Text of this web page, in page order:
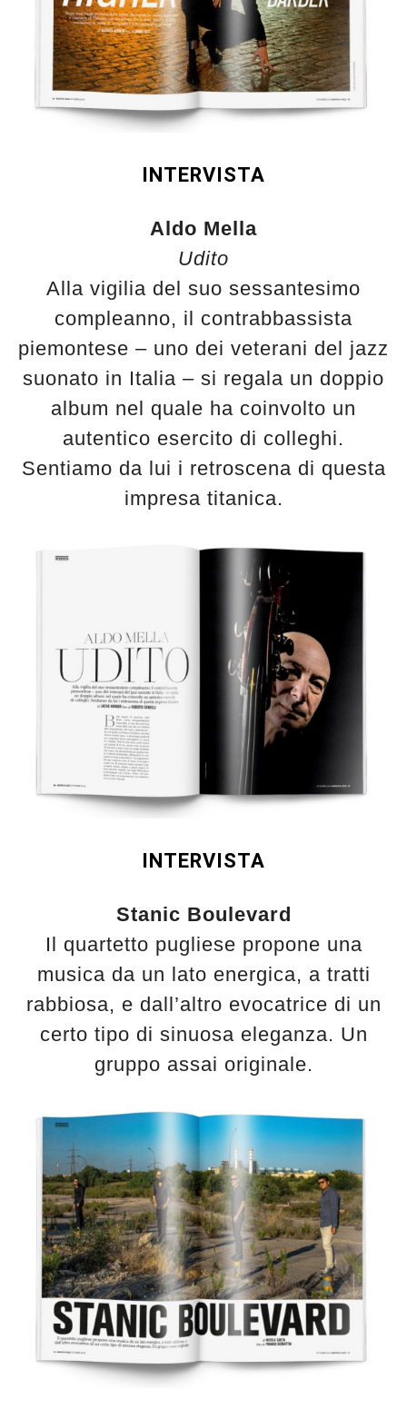
INTERVISTA
Aldo Mella
Udito
Alla vigilia del suo sessantesimo
compleanno, il contrabbassista
piemontese – uno dei veterani del jazz
suonato in Italia – si regala un doppio
album nel quale ha coinvolto un
autentico esercito di colleghi.
Sentiamo da lui i retroscena di questa
impresa titanica.
INTERVISTA
Stanic Boulevard
Il quartetto pugliese propone una
musica da un lato energica, a tratti
rabbiosa, e dall’altro evocatrice di un
certo tipo di sinuosa eleganza. Un
gruppo assai originale.